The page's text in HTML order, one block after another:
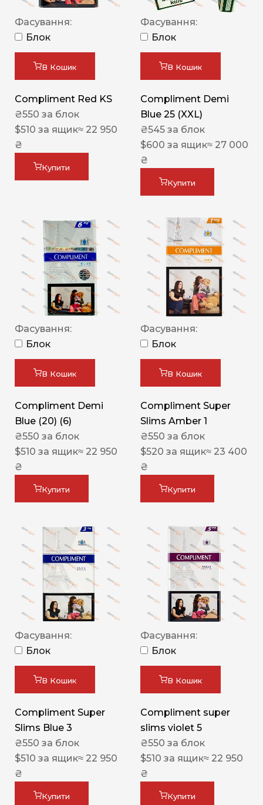
Фасування:
Блок
В Кошик
Compliment Red KS
₴550 за блок
$510 за ящик≈ 22 950
₴
Купити
Фасування:
Блок
В Кошик
Compliment Demi
Blue 25 (XXL)
₴545 за блок
$600 за ящик≈ 27 000
₴
Купити
Фасування:
Блок
В Кошик
Compliment Demi
Blue (20) (6)
₴550 за блок
$510 за ящик≈ 22 950
₴
Купити
Фасування:
Блок
В Кошик
Compliment Super
Slims Amber 1
₴550 за блок
$520 за ящик≈ 23 400
₴
Купити
Фасування:
Блок
В Кошик
Compliment Super
Slims Blue 3
₴550 за блок
$510 за ящик≈ 22 950
₴
Купити
Фасування:
Блок
В Кошик
Compliment super
slims violet 5
₴550 за блок
$510 за ящик≈ 22 950
₴
Купити